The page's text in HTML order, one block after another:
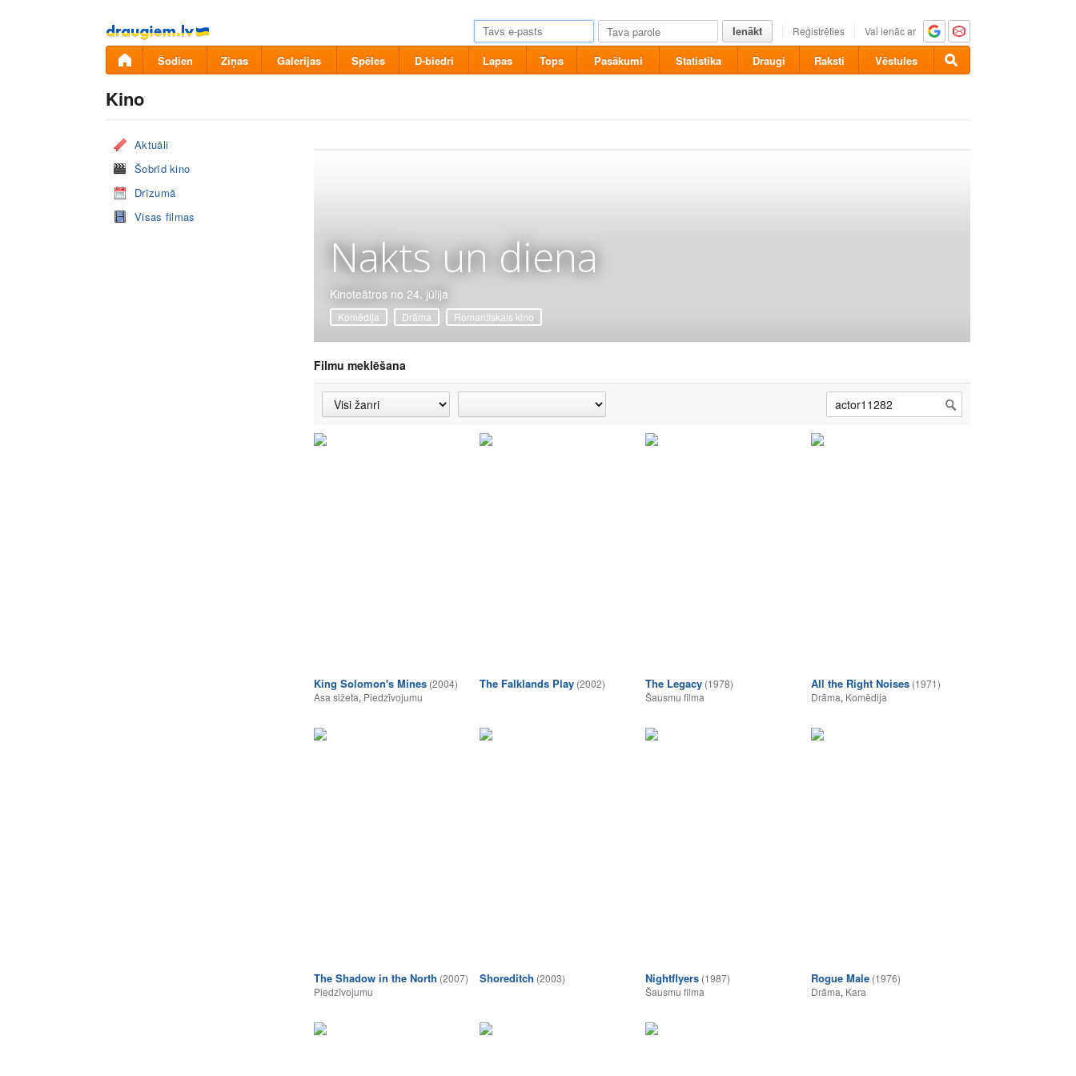
Pāriet
uz
saturu
Ienākt Reģistrēties Vai ienāc ar
Šodien Ziņas Galerijas Spēles D-biedri Lapas Tops Pasākumi Statistika Draugi Raksti Vēstules
Kino
Aktuāli
Šobrīd kino
Drīzumā
Visas filmas
Nakts un diena
Kinoteātros no 24. jūlija
Komēdija Drāma Romantiskais kino
Filmu meklēšana
King Solomon's Mines (2004)
Asa sižeta, Piedzīvojumu
The Falklands Play (2002) The Legacy (1978)
Šausmu filma
All the Right Noises (1971)
Drāma, Komēdija
The Shadow in the North (2007)
Piedzīvojumu
Shoreditch (2003) Nightflyers (1987)
Šausmu filma
Rogue Male (1976)
Drāma, Kara